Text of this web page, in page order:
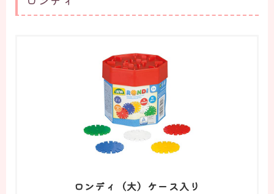
ロンディ（大）ケース入り